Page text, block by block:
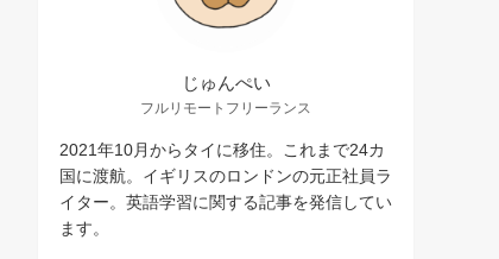
じゅんぺい
フルリモートフリーランス
2021年10月からタイに移住。これまで24カ
国に渡航。イギリスのロンドンの元正社員ラ
イター。英語学習に関する記事を発信してい
ます。